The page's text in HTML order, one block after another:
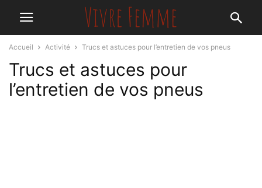
Accueil Activité Trucs et astuces pour l’entretien de vos pneus
Trucs et astuces pour
l’entretien de vos pneus